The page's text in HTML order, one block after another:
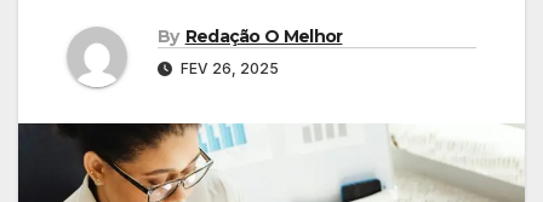
By Redação O Melhor
FEV 26, 2025